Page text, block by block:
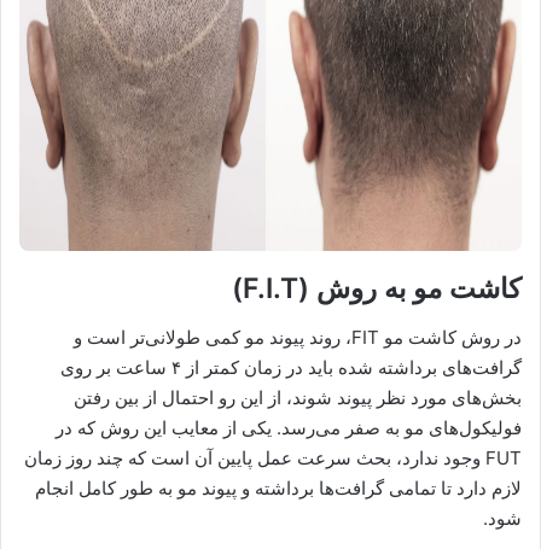
کاشت مو به روش (F.I.T)
در روش کاشت مو FIT، روند پیوند مو کمی طولانی‌تر است و
گرافت‌های برداشته شده باید در زمان کمتر از ۴ ساعت بر روی
بخش‌های مورد نظر پیوند شوند، از این رو احتمال از بین رفتن
فولیکول‌های مو به صفر می‌رسد. یکی از معایب این روش که در
FUT وجود ندارد، بحث سرعت عمل پایین آن است که چند روز زمان
لازم دارد تا تمامی گرافت‌ها برداشته و پیوند مو به طور کامل انجام
شود.